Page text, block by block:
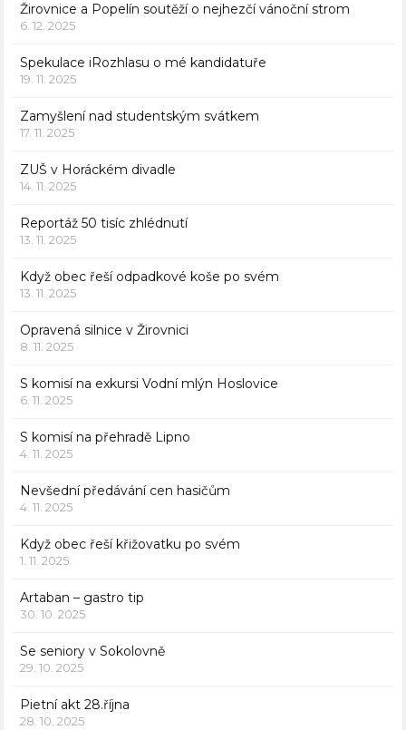
Žirovnice a Popelín soutěží o nejhezčí vánoční strom
6. 12. 2025
Spekulace iRozhlasu o mé kandidatuře
19. 11. 2025
Zamyšlení nad studentským svátkem
17. 11. 2025
ZUŠ v Horáckém divadle
14. 11. 2025
Reportáž 50 tisíc zhlédnutí
13. 11. 2025
Když obec řeší odpadkové koše po svém
13. 11. 2025
Opravená silnice v Žirovnici
8. 11. 2025
S komisí na exkursi Vodní mlýn Hoslovice
6. 11. 2025
S komisí na přehradě Lipno
4. 11. 2025
Nevšední předávání cen hasičům
4. 11. 2025
Když obec řeší křižovatku po svém
1. 11. 2025
Artaban – gastro tip
30. 10. 2025
Se seniory v Sokolovně
29. 10. 2025
Pietní akt 28.října
28. 10. 2025